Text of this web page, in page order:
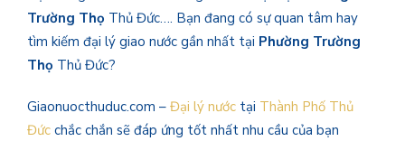
Trường Thọ Thủ Đức…. Bạn đang có sự quan tâm hay
tìm kiếm đại lý giao nước gần nhất tại Phường Trường
Thọ Thủ Đức?
Giaonuocthuduc.com – Đại lý nước tại Thành Phố Thủ
Đức chắc chắn sẽ đáp ứng tốt nhất nhu cầu của bạn